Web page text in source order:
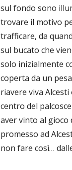
sul fondo sono
trovare il motivo
trafficare, da
sul bucato che
solo inizialmente
coperta da un
riavere viva
centro del
aver vinto al gioco
promesso ad
non fare così…